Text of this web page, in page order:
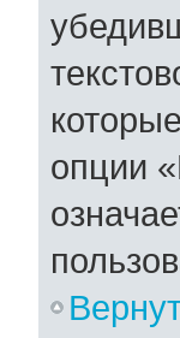
опции